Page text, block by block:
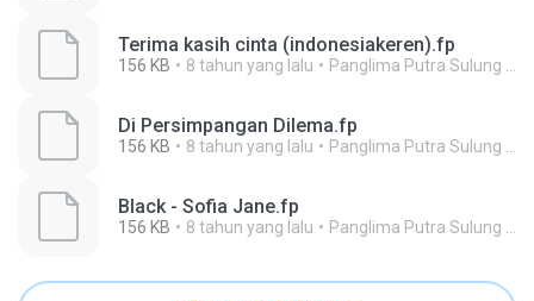
Terima kasih cinta (indonesiakeren).fp
156 KB 8 tahun yang lalu Panglima Putra Sulung A.
Di Persimpangan Dilema.fp
156 KB 8 tahun yang lalu Panglima Putra Sulung A.
Black - Sofia Jane.fp
156 KB 8 tahun yang lalu Panglima Putra Sulung A.